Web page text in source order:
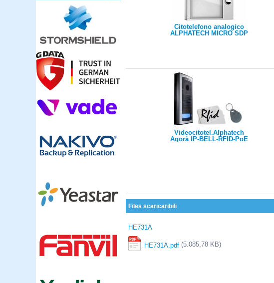
Citotelefono analogico
ALPHATECH MICRO SDP
Videocitotel.Alphatech
Agorà IP-BELL-RFID-PoE
Files scaricaribili
HE731A
HE731A.pdf (5.085,78 KB)